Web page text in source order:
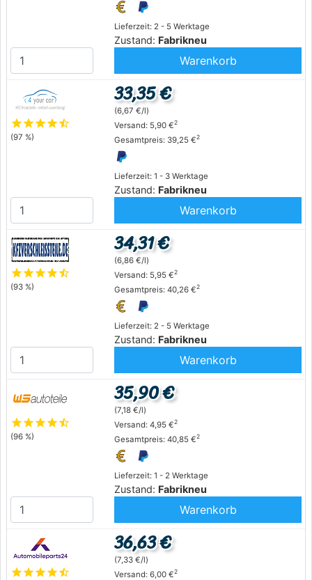
Lieferzeit: 2 - 5 Werktage
Zustand: Fabrikneu
Warenkorb
starstarstarstarstar_half
(97 %)
Lieferzeit: 1 - 3 Werktage
Zustand: Fabrikneu
33,35 €
(6,67 €/l)
Versand: 5,90 €2
Gesamtpreis: 39,25 €2
Warenkorb
starstarstarstarstar_half
(93 %)
Lieferzeit: 2 - 5 Werktage
Zustand: Fabrikneu
34,31 €
(6,86 €/l)
Versand: 5,95 €2
Gesamtpreis: 40,26 €2
Warenkorb
starstarstarstarstar_half
(96 %)
Lieferzeit: 1 - 2 Werktage
Zustand: Fabrikneu
35,90 €
(7,18 €/l)
Versand: 4,95 €2
Gesamtpreis: 40,85 €2
Warenkorb
starstarstarstarstar_half
36,63 €
(7,33 €/l)
Versand: 6,00 €2